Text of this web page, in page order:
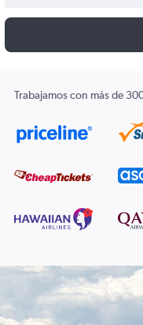
Trabajamos con más de